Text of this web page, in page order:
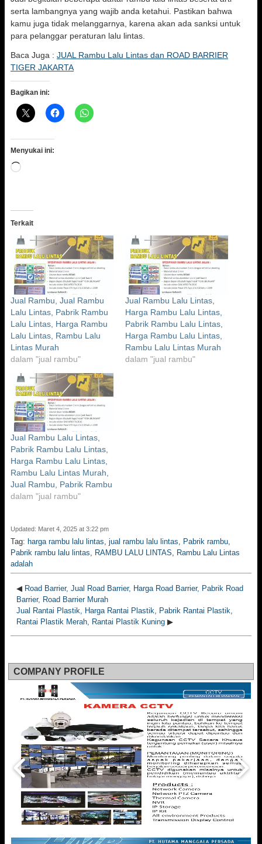
serta lambangnya yang wajib anda ketahui. Pastikan bahwa
kamu juga tidak melanggarnya, karena akan ada sanksi untuk
para pelanggar peraturan lalu lintas.
Baca Juga : JUAL Rambu Lalu Lintas dan ROAD BARRIER
TIGER JAKARTA
Bagikan ini:
Menyukai ini:
Memuat...
Terkait
Jual Rambu, Jual Rambu
Lalu Lintas, Pabrik Rambu
Lalu Lintas, Harga Rambu
Lalu Lintas, Rambu Lalu
Lintas Murah
dalam "jual rambu"
Jual Rambu Lalu Lintas,
Harga Rambu Lalu Lintas,
Pabrik Rambu Lalu Lintas,
Harga Rambu Lalu Lintas,
Rambu Lalu Lintas Murah
dalam "jual rambu"
Jual Rambu Lalu Lintas,
Pabrik Rambu Lalu Lintas,
Harga Rambu Lalu Lintas,
Rambu Lalu Lintas Murah,
Jual Rambu, Pabrik Rambu
dalam "jual rambu"
Updated: Maret 4, 2025 at 3:22 pm
Tag: harga rambu lalu lintas, jual rambu lalu lintas, Pabrik rambu,
Pabrik rambu lalu lintas, RAMBU LALU LINTAS, Rambu Lalu Lintas
adalah
◀ Road Barrier, Jual Road Barrier, Harga Road Barrier, Pabrik Road
Barrier, Road Barrier Murah
Jual Rantai Plastik, Harga Rantai Plastik, Pabrik Rantai Plastik,
Rantai Plastik Merah, Rantai Plastik Kuning ▶
COMPANY PROFILE